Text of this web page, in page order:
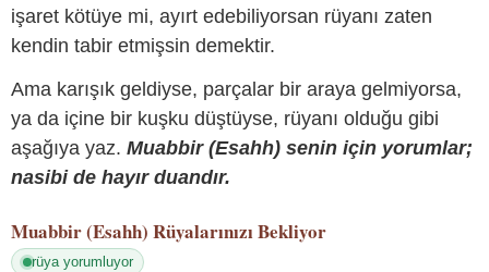
işaret kötüye mi, ayırt edebiliyorsan rüyanı zaten
kendin tabir etmişsin demektir.
Ama karışık geldiyse, parçalar bir araya gelmiyorsa,
ya da içine bir kuşku düştüyse, rüyanı olduğu gibi
aşağıya yaz. Muabbir (Esahh) senin için yorumlar;
nasibi de hayır duandır.
Muabbir (Esahh) Rüyalarınızı Bekliyor
rüya yorumluyor